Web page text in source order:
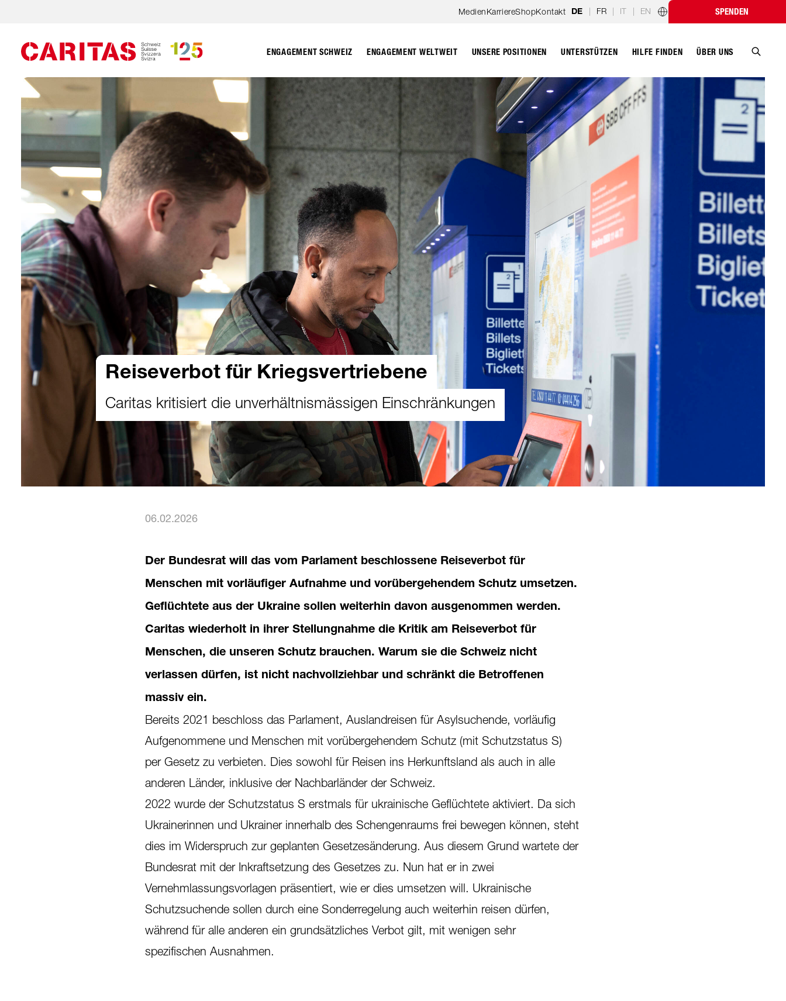
Zum Hauptinhalt springen
MedienKarriereShopKontakt DE | FR | IT | EN
LänderprogrammeSPENDEN
ENGAGEMENT SCHWEIZ ENGAGEMENT WELTWEIT UNSERE POSITIONEN UNTERSTÜTZEN HILFE FINDEN ÜBER UNS
Reiseverbot für Kriegsvertriebene
Caritas kritisiert die unverhältnismässigen Einschränkungen
06.02.2026
Der Bundesrat will das vom Parlament beschlossene Reiseverbot für
Menschen mit vorläufiger Aufnahme und vorübergehendem Schutz umsetzen.
Geflüchtete aus der Ukraine sollen weiterhin davon ausgenommen werden.
Caritas wiederholt in ihrer Stellungnahme die Kritik am Reiseverbot für
Menschen, die unseren Schutz brauchen. Warum sie die Schweiz nicht
verlassen dürfen, ist nicht nachvollziehbar und schränkt die Betroffenen
massiv ein.
Bereits 2021 beschloss das Parlament, Auslandreisen für Asylsuchende, vorläufig
Aufgenommene und Menschen mit vorübergehendem Schutz (mit Schutzstatus S)
per Gesetz zu verbieten. Dies sowohl für Reisen ins Herkunftsland als auch in alle
anderen Länder, inklusive der Nachbarländer der Schweiz.
2022 wurde der Schutzstatus S erstmals für ukrainische Geflüchtete aktiviert. Da sich
Ukrainerinnen und Ukrainer innerhalb des Schengenraums frei bewegen können, steht
dies im Widerspruch zur geplanten Gesetzesänderung. Aus diesem Grund wartete der
Bundesrat mit der Inkraftsetzung des Gesetzes zu. Nun hat er in zwei
Vernehmlassungsvorlagen präsentiert, wie er dies umsetzen will. Ukrainische
Schutzsuchende sollen durch eine Sonderregelung auch weiterhin reisen dürfen,
während für alle anderen ein grundsätzliches Verbot gilt, mit wenigen sehr
spezifischen Ausnahmen.